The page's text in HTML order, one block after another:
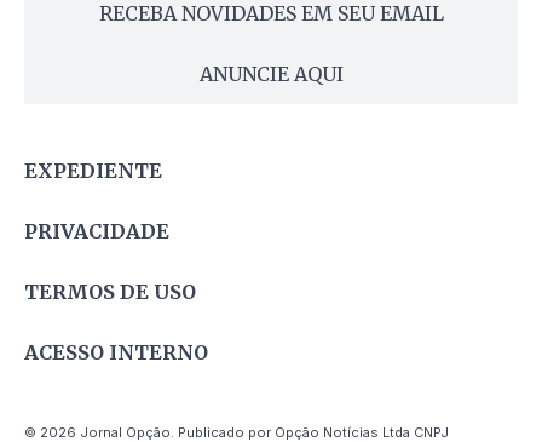
RECEBA NOVIDADES EM SEU EMAIL
ANUNCIE AQUI
EXPEDIENTE
PRIVACIDADE
TERMOS DE USO
ACESSO INTERNO
© 2026 Jornal Opção. Publicado por Opção Notícias Ltda CNPJ